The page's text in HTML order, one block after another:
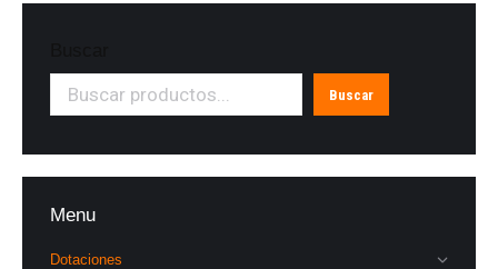
Buscar
Menu
Dotaciones